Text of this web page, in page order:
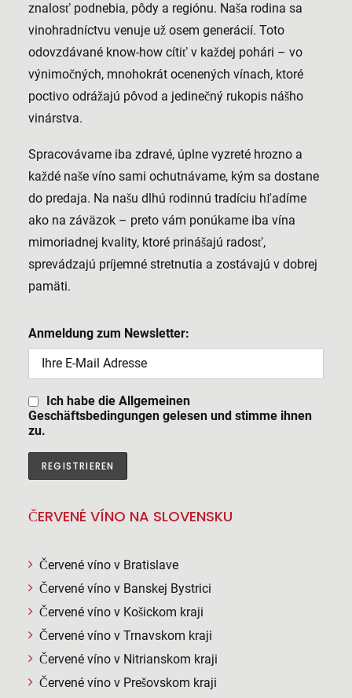
znalosť podnebia, pôdy a regiónu. Naša rodina sa
vinohradníctvu venuje už osem generácií. Toto
odovzdávané know-how cítiť v každej pohári – vo
výnimočných, mnohokrát ocenených vínach, ktoré
poctivo odrážajú pôvod a jedinečný rukopis nášho
vinárstva.
Spracovávame iba zdravé, úplne vyzreté hrozno a
každé naše víno sami ochutnávame, kým sa dostane
do predaja. Na našu dlhú rodinnú tradíciu hľadíme
ako na záväzok – preto vám ponúkame iba vína
mimoriadnej kvality, ktoré prinášajú radosť,
sprevádzajú príjemné stretnutia a zostávajú v dobrej
pamäti.
Anmeldung zum Newsletter:
Ich habe die Allgemeinen
Geschäftsbedingungen gelesen und stimme ihnen
zu.
ČERVENÉ VÍNO NA SLOVENSKU
Červené víno v Bratislave
Červené víno v Banskej Bystrici
Červené víno v Košickom kraji
Červené víno v Trnavskom kraji
Červené víno v Nitrianskom kraji
Červené víno v Prešovskom kraji